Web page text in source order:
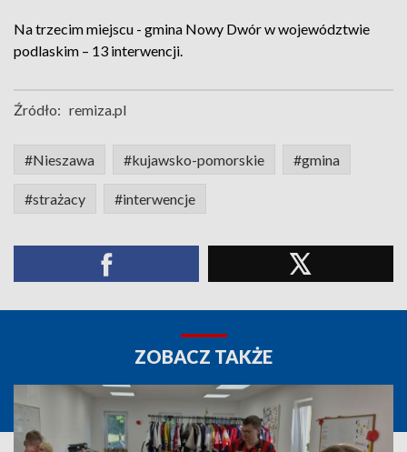
Na trzecim miejscu - gmina Nowy Dwór w województwie
podlaskim – 13 interwencji.
Źródło: remiza.pl
#Nieszawa #kujawsko-pomorskie #gmina
#strażacy #interwencje
ZOBACZ TAKŻE